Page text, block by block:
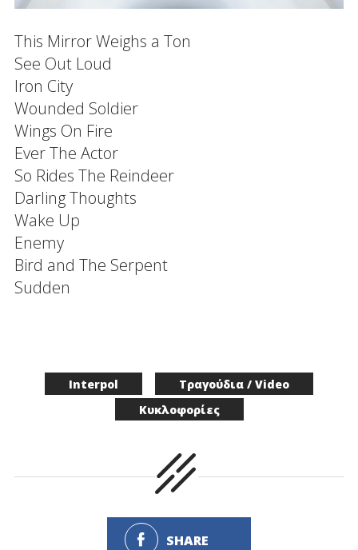
This Mirror Weighs a Ton
See Out Loud
Iron City
Wounded Soldier
Wings On Fire
Ever The Actor
So Rides The Reindeer
Darling Thoughts
Wake Up
Enemy
Bird and The Serpent
Sudden
Interpol
Τραγούδια / Video
Κυκλοφορίες
SHARE